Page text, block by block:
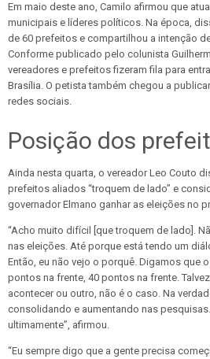
Em maio deste ano, Camilo afirmou que
municipais e líderes políticos. Na época,
de 60 prefeitos e compartilhou a intenção
Conforme publicado pelo colunista
vereadores e prefeitos fizeram fila para
Brasília. O petista também chegou a
redes sociais.
Posição dos
Ainda nesta quarta, o vereador Leo Couto
prefeitos aliados “troquem de lado” e
governador Elmano ganhar as eleições no
“Acho muito difícil [que troquem de lado].
nas eleições. Até porque está tendo um
Então, eu não vejo o porquê. Digamos que
pontos na frente, 40 pontos na frente.
acontecer ou outro, não é o caso. Na
consolidando e aumentando nas
ultimamente”, afirmou.
“Eu sempre digo que a gente precisa